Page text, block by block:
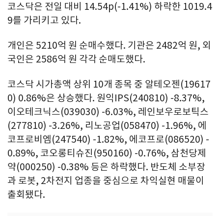
코스닥은 전일 대비 14.54p(-1.41%) 하락한 1019.4
9를 가리키고 있다.
개인은 5210억 원 순매수했다. 기관은 2482억 원, 외
국인은 2586억 원 각각 순매도했다.
코스닥 시가총액 상위 10개 종목 중 알테오젠(19617
0) 0.86%은 상승했다. 원익IPS(240810) -8.37%,
이오테크닉스(039030) -6.03%, 레인보우로보틱스
(277810) -3.26%, 리노공업(058470) -1.96%, 에
코프로비엠(247540) -1.82%, 에코프로(086520) -
0.89%, 코오롱티슈진(950160) -0.76%, 삼천당제
약(000250) -0.38% 등은 하락했다. 반도체 소부장
과 로봇, 2차전지 업종을 중심으로 차익실현 매물이
출회됐다.